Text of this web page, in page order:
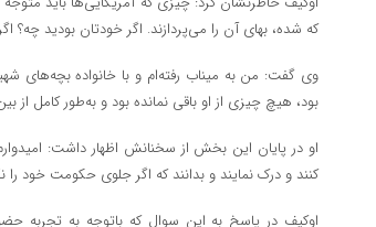
که شده، بهای آن را می‌پردازند. اگر خودتان بودید چه؟
وی گفت: من به میناب رفته‌ام و با خانواده بچه‌های
بود، هیچ چیزی از او باقی نمانده بود و به‌طور کامل از
او در پایان این بخش از سخنانش اظهار داشت:
کنند و درک نمایند و بدانند که اگر جلوی حکومت خود
اوکیف در پاسخ به این سوال که باتوجه به تجربه